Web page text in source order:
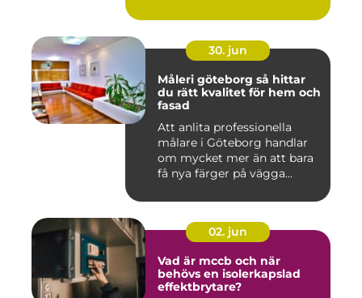
30. jun
Måleri göteborg så hittar
du rätt kvalitet för hem och
fasad
Att anlita professionella
målare i Göteborg handlar
om mycket mer än att bara
få nya färger på vägga...
02. jun
Vad är mccb och när
behövs en isolerkapslad
effektbrytare?